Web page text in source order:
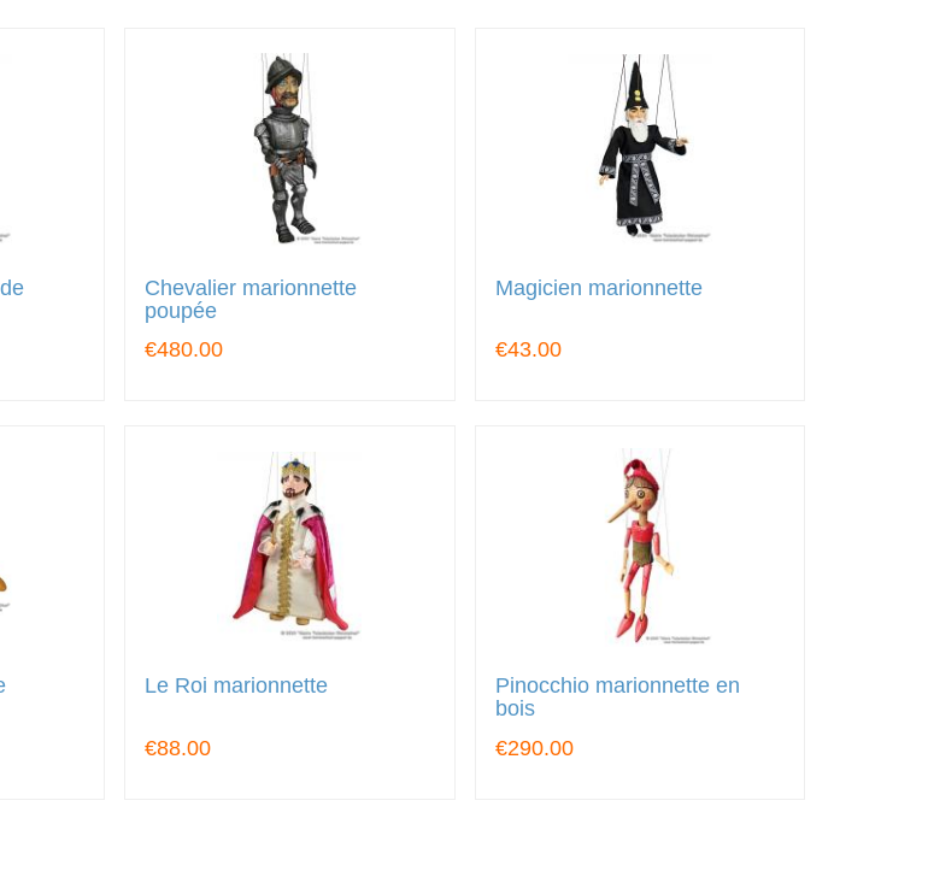
Chevalier marionnette
poupée
€480.00
Magicien marionnette
€43.00
Le Roi marionnette
€88.00
Pinocchio marionnette en
bois
€290.00